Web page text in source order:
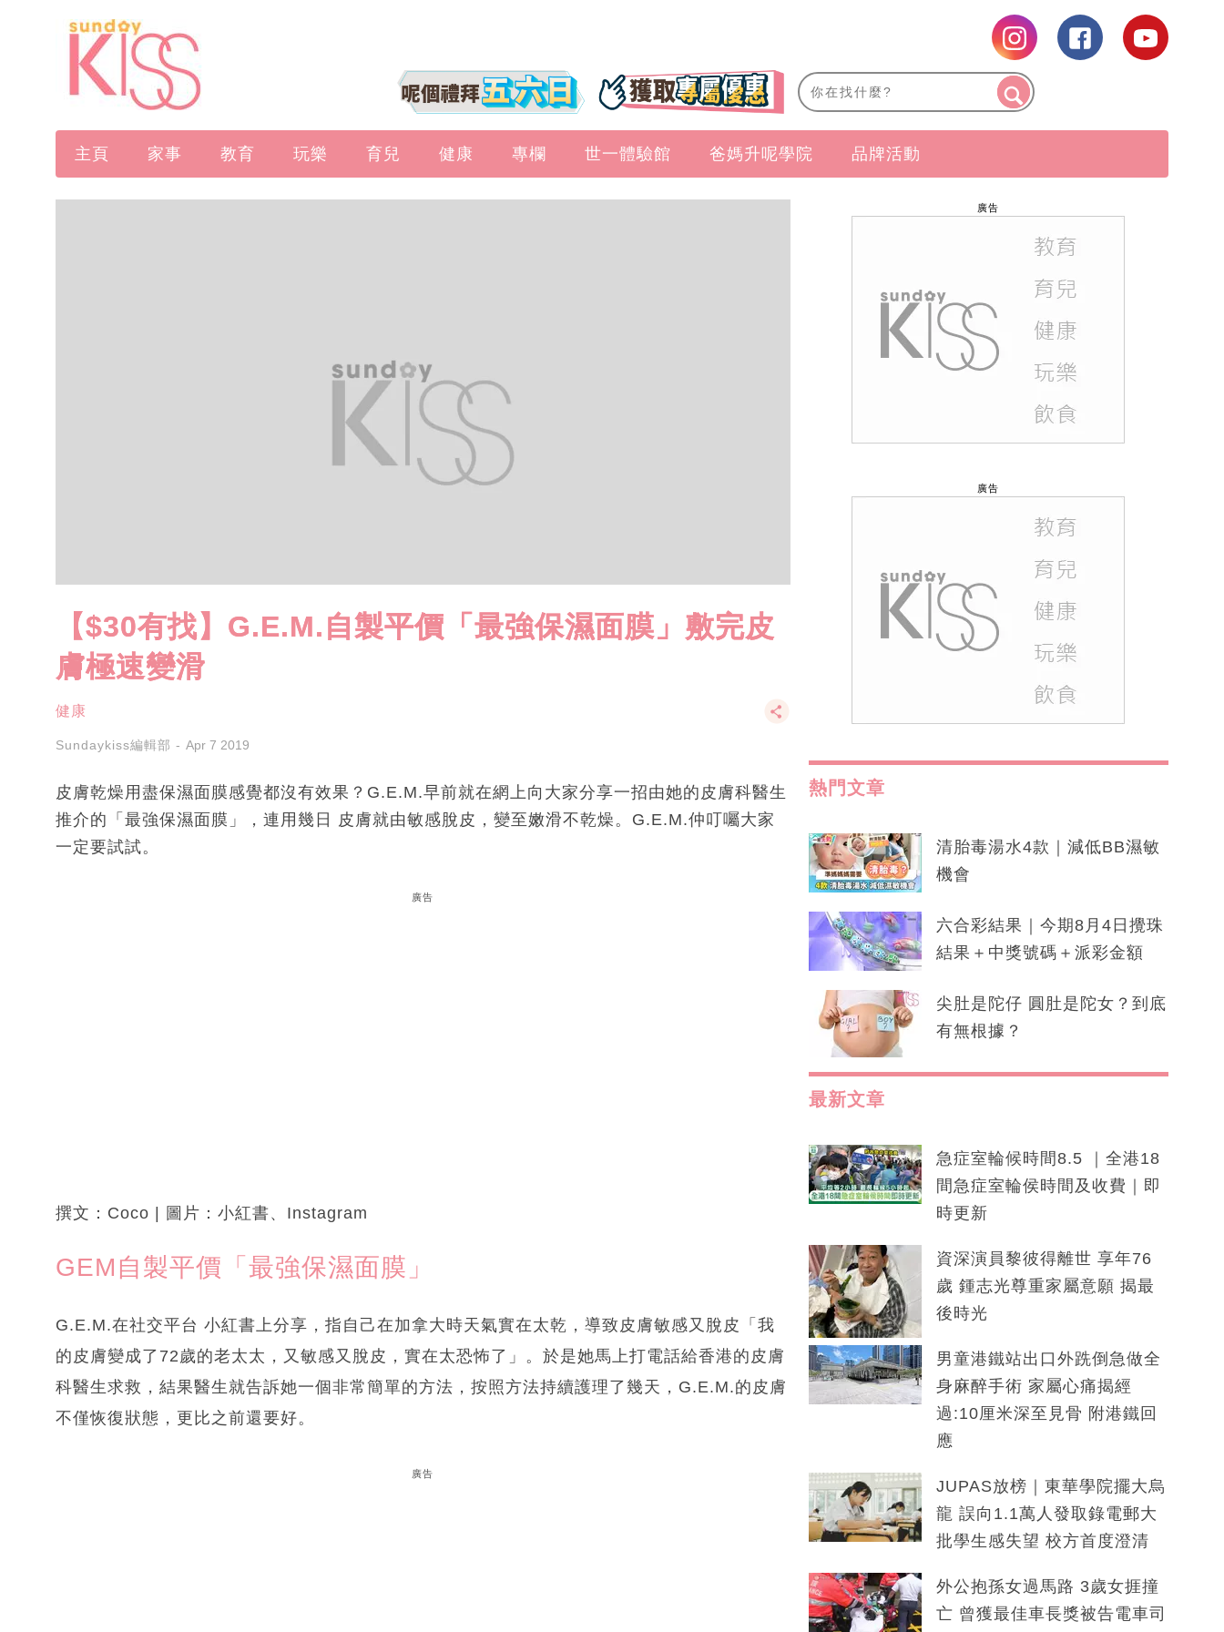
主頁 家事 教育 玩樂 育兒 健康 專欄 世一體驗館 爸媽升呢學院 品牌活動
【$30有找】G.E.M.自製平價「最強保濕面膜」敷完皮
膚極速變滑
健康
Sundaykiss編輯部 Apr 7 2019
皮膚乾燥用盡保濕面膜感覺都沒有效果？G.E.M.早前就在網上向大家分享一招由她的皮膚科醫生
推介的「最強保濕面膜」，連用幾日 皮膚就由敏感脫皮，變至嫩滑不乾燥。G.E.M.仲叮囑大家
一定要試試。
廣告
撰文：Coco | 圖片：小紅書、Instagram
GEM自製平價「最強保濕面膜」
G.E.M.在社交平台 小紅書上分享，指自己在加拿大時天氣實在太乾，導致皮膚敏感又脫皮「我
的皮膚變成了72歲的老太太，又敏感又脫皮，實在太恐怖了」。於是她馬上打電話給香港的皮膚
科醫生求救，結果醫生就告訴她一個非常簡單的方法，按照方法持續護理了幾天，G.E.M.的皮膚
不僅恢復狀態，更比之前還要好。
廣告
廣告
廣告
熱門文章
清胎毒湯水4款｜減低BB濕敏
機會
六合彩結果｜今期8月4日攪珠
結果＋中獎號碼＋派彩金額
尖肚是陀仔 圓肚是陀女？到底
有無根據？
最新文章
急症室輪候時間8.5 ｜全港18
間急症室輪侯時間及收費｜即
時更新
資深演員黎彼得離世 享年76
歲 鍾志光尊重家屬意願 揭最
後時光
男童港鐵站出口外跣倒急做全
身麻醉手術 家屬心痛揭經
過:10厘米深至見骨 附港鐵回
應
JUPAS放榜｜東華學院擺大烏
龍 誤向1.1萬人發取錄電郵大
批學生感失望 校方首度澄清
外公抱孫女過馬路 3歲女捱撞
亡 曾獲最佳車長獎被告電車司